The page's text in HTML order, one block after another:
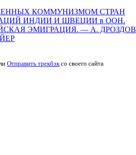
КОММУНИЗМОМ СТРАН
ИНДИИ И ШВЕЦИИ в ООН.
ЭМИГРАЦИЯ. — А. ДРОЗДОВ
Отправить трекбэк со своего сайта